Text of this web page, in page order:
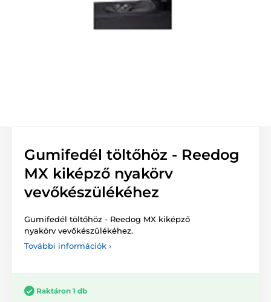
Gumifedél töltőhöz - Reedog
MX kiképző nyakörv
vevőkészülékéhez
Gumifedél töltőhöz - Reedog MX kiképző
nyakörv vevőkészülékéhez.
További információk ›
Raktáron 1 db